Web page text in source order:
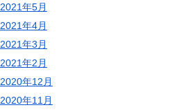
2021年5月
2021年4月
2021年3月
2021年2月
2020年12月
2020年11月